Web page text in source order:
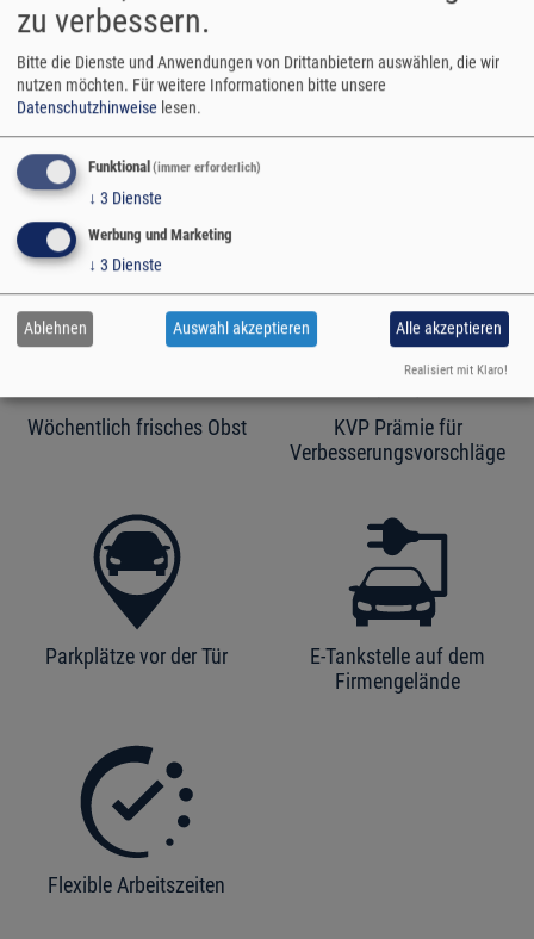
Ein angenehmes
Arbeitsumfeld
Wöchentlich frisches Obst
KVP Prämie für
Verbesserungsvorschläge
Parkplätze vor der Tür
E-Tankstelle auf dem
Firmengelände
Flexible Arbeitszeiten
zu verbessern.
Bitte die Dienste und Anwendungen von Drittanbietern auswählen, die wir
nutzen möchten. Für weitere Informationen bitte unsere
Datenschutzhinweise lesen.
Funktional(immer erforderlich)
↓ 3 Dienste
Werbung und Marketing
↓ 3 Dienste
Ablehnen Auswahl akzeptieren Alle akzeptieren
Realisiert mit Klaro!